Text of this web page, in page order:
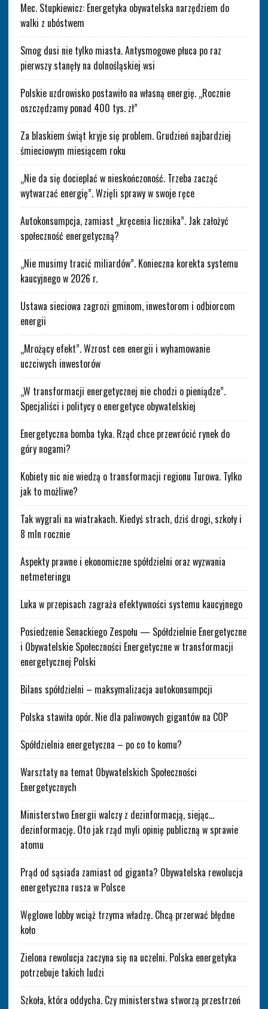
Mec. Stupkiewicz: Energetyka obywatelska narzędziem do
walki z ubóstwem
Smog dusi nie tylko miasta. Antysmogowe płuca po raz
pierwszy stanęły na dolnośląskiej wsi
Polskie uzdrowisko postawiło na własną energię. „Rocznie
oszczędzamy ponad 400 tys. zł”
Za blaskiem świąt kryje się problem. Grudzień najbardziej
śmieciowym miesiącem roku
„Nie da się docieplać w nieskończoność. Trzeba zacząć
wytwarzać energię”. Wzięli sprawy w swoje ręce
Autokonsumpcja, zamiast „kręcenia licznika”. Jak założyć
społeczność energetyczną?
„Nie musimy tracić miliardów”. Konieczna korekta systemu
kaucyjnego w 2026 r.
Ustawa sieciowa zagrozi gminom, inwestorom i odbiorcom
energii
„Mrożący efekt”. Wzrost cen energii i wyhamowanie
uczciwych inwestorów
„W transformacji energetycznej nie chodzi o pieniądze”.
Specjaliści i politycy o energetyce obywatelskiej
Energetyczna bomba tyka. Rząd chce przewrócić rynek do
góry nogami?
Kobiety nic nie wiedzą o transformacji regionu Turowa. Tylko
jak to możliwe?
Tak wygrali na wiatrakach. Kiedyś strach, dziś drogi, szkoły i
8 mln rocznie
Aspekty prawne i ekonomiczne spółdzielni oraz wyzwania
netmeteringu
Luka w przepisach zagraża efektywności systemu kaucyjnego
Posiedzenie Senackiego Zespołu — Spółdzielnie Energetyczne
i Obywatelskie Społeczności Energetyczne w transformacji
energetycznej Polski
Bilans spółdzielni – maksymalizacja autokonsumpcji
Polska stawiła opór. Nie dla paliwowych gigantów na COP
Spółdzielnia energetyczna – po co to komu?
Warsztaty na temat Obywatelskich Społeczności
Energetycznych
Ministerstwo Energii walczy z dezinformacją, siejąc…
dezinformację. Oto jak rząd myli opinię publiczną w sprawie
atomu
Prąd od sąsiada zamiast od giganta? Obywatelska rewolucja
energetyczna rusza w Polsce
Węglowe lobby wciąż trzyma władzę. Chcą przerwać błędne
koło
Zielona rewolucja zaczyna się na uczelni. Polska energetyka
potrzebuje takich ludzi
Szkoła, która oddycha. Czy ministerstwa stworzą przestrzeń